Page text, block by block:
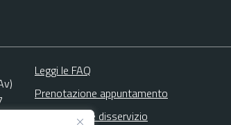
Leggi le FAQ
Prenotazione appuntamento
Segnalazione disservizio